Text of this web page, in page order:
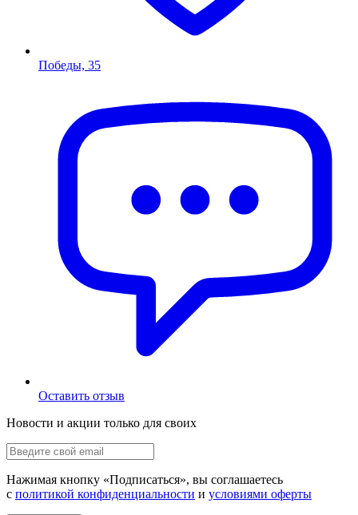
Победы, 35
Оставить отзыв
Новости и акции только для своих
Нажимая кнопку «Подписаться», вы соглашаетесь
с политикой конфиденциальности и условиями оферты